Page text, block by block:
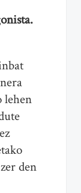
lehen
den